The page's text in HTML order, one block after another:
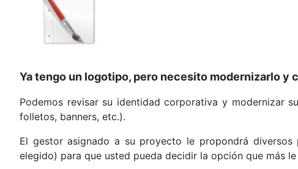
Ya tengo un logotipo, pero necesito modernizarlo y
Podemos revisar su identidad corporativa y modernizar
folletos, banners, etc.).
El gestor asignado a su proyecto le propondrá
elegido) para que usted pueda decidir la opción que más